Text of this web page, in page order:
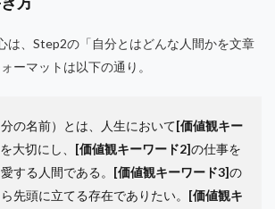
は、Step2の「自分とはどんな人間かを文章
ーマットは以下の通り。
の名前）とは、人生において[価値観キー
を大切にし、 [価値観キーワード2]の仕事を
する人間である。 [価値観キーワード3]の
先頭に立てる存在でありたい。 [価値観キ